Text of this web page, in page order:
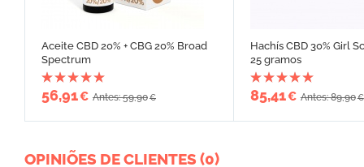
Aceite CBD 20% + CBG 20% Broad
Spectrum
56,91€ Antes: 59,90€
Hachís CBD 30% Girl
25 gramos
85,41€ Antes: 89,90€
OPINIÕES DE CLIENTES (0)